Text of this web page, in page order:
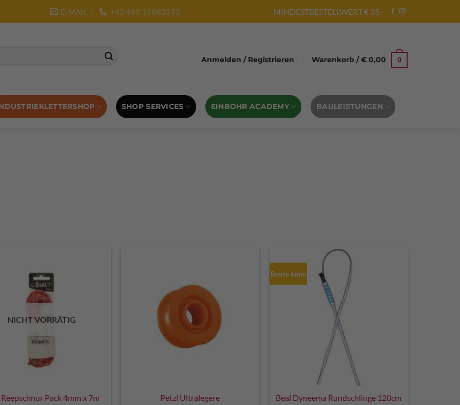
E-MAIL +43 699 19083372 MINDESTBESTELLWERT € 35,-
Anmelden / Registrieren Warenkorb /€ 0,00 0
SHOP SERVICES EINBOHR ACADEMY BAULEISTUNGEN
NICHT VORRÄTIG
Pack 4mm x 7m
Petzl Ultralegere
Breite 6mm
Beal Dyneema Rundschlinge 120cm